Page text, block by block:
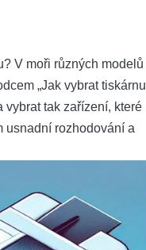
V moři různých modelů
„Jak vybrat tiskárnu
vybrat tak zařízení, které
usnadní rozhodování a